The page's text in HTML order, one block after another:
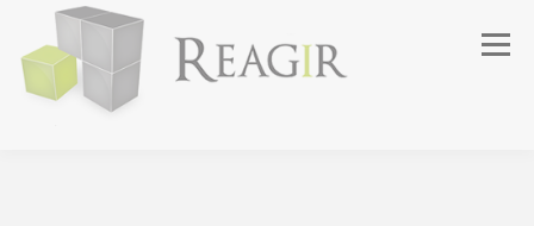
contenu
Menu